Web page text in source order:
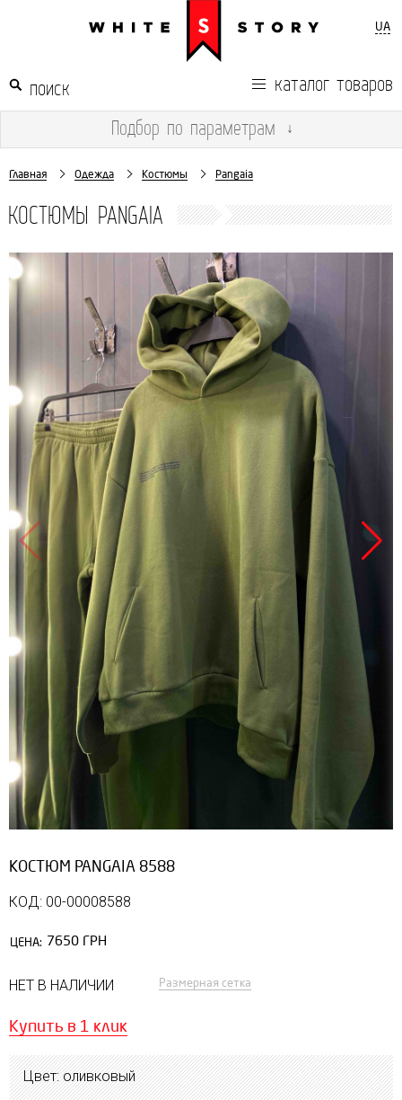
UA
каталог товаров
Подбор по параметрам ↓
Главная Одежда Костюмы Pangaia
КОСТЮМЫ PANGAIA
Продано
КОСТЮМ PANGAIA 8588
КОД: 00-00008588
ЦЕНА: 7650 ГРН
НЕТ В НАЛИЧИИ Размерная сетка
Купить в 1 клик
Цвет: оливковый